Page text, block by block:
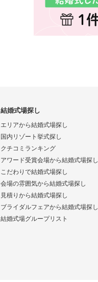
結婚式場探し
エリアから結婚式場探し
国内リゾート挙式探し
クチコミランキング
アワード受賞会場から結婚式場探し
こだわりで結婚式場探し
会場の雰囲気から結婚式場探し
見積りから結婚式場探し
ブライダルフェアから結婚式場探し
結婚式場グループリスト